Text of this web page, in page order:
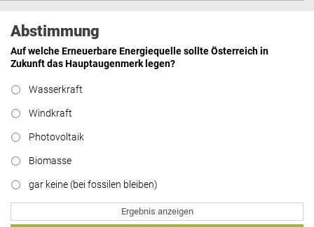
Abstimmung
Auf welche Erneuerbare Energiequelle sollte Österreich in
Zukunft das Hauptaugenmerk legen?
Wasserkraft
Windkraft
Photovoltaik
Biomasse
gar keine (bei fossilen bleiben)
Ergebnis anzeigen